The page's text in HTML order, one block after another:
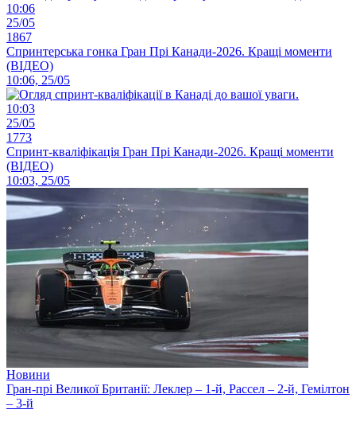
10:06
25/05
1867
Спринтерська гонка Гран Прі Канади-2026. Кращі моменти
(ВІДЕО)
10:06, 25/05
10:03
25/05
1773
Спринт-кваліфікація Гран Прі Канади-2026. Кращі моменти
(ВІДЕО)
10:03, 25/05
Новини
Гран-прі Великої Британії: Леклер – 1-й, Рассел – 2-й, Гемілтон
– 3-й